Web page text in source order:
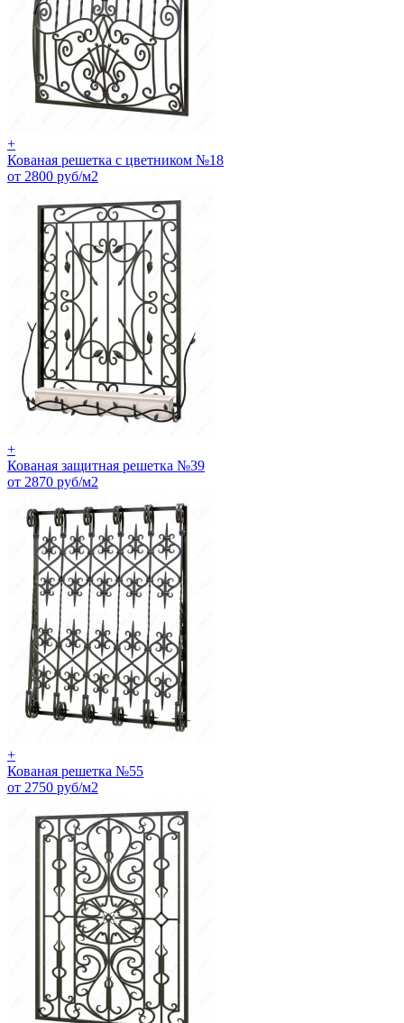
+
Кованая решетка с цветником №18
от 2800 руб/м2
+
Кованая защитная решетка №39
от 2870 руб/м2
+
Кованая решетка №55
от 2750 руб/м2